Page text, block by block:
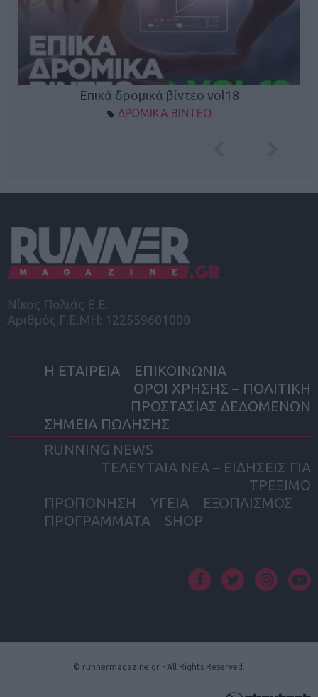
Επικά δρομικά βίντεο vol18
ΔΡΟΜΙΚΑ ΒΙΝΤΕΟ
Νίκος Πολιάς Ε.Ε.
Αριθμός Γ.Ε.ΜΗ: 122559601000
Η ΕΤΑΙΡΕΙΑ
ΕΠΙΚΟΙΝΩΝΙΑ
ΟΡΟΙ ΧΡΗΣΗΣ – ΠΟΛΙΤΙΚΗ
ΠΡΟΣΤΑΣΙΑΣ ΔΕΔΟΜΕΝΩΝ
ΣΗΜΕΙΑ ΠΩΛΗΣΗΣ
RUNNING NEWS
ΤΕΛΕΥΤΑΙΑ ΝΕΑ – ΕΙΔΗΣΕΙΣ ΓΙΑ
ΤΡΕΞΙΜΟ
ΠΡΟΠΟΝΗΣΗ
ΥΓΕΙΑ
ΕΞΟΠΛΙΣΜΟΣ
ΠΡΟΓΡΑΜΜΑΤΑ
SHOP
© runnermagazine.gr - All Rights Reserved.